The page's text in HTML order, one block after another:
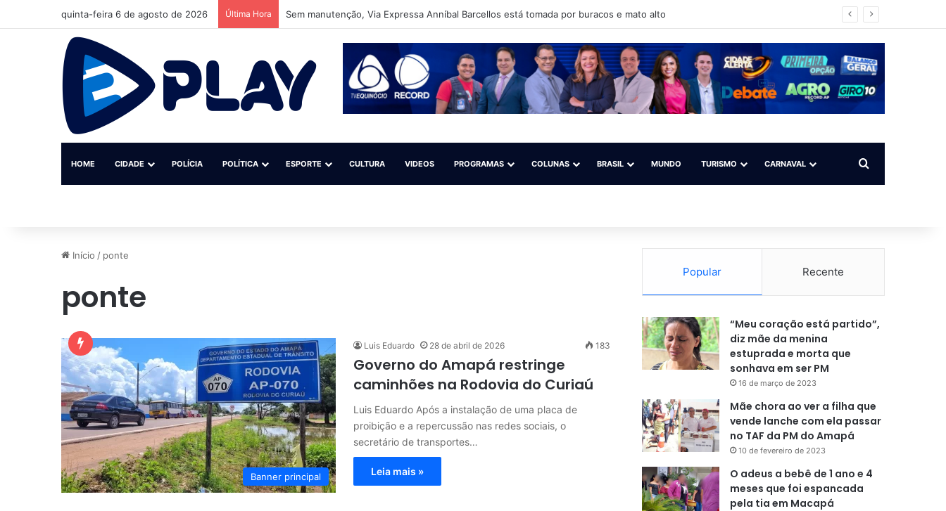
quinta-feira 6 de agosto de 2026 Última Hora Sem manutenção, Via Expressa Anníbal Barcellos está tomada por buracos e mato alto
HOME CIDADE POLÍCIA POLÍTICA ESPORTE CULTURA VIDEOS PROGRAMAS COLUNAS BRASIL MUNDO TURISMO CARNAVAL Procurar por
Início / ponte
ponte
Banner principal
Luis Eduardo 28 de abril de 2026 183
Governo do Amapá restringe
caminhões na Rodovia do Curiaú
Luis Eduardo Após a instalação de uma placa de
proibição e a repercussão nas redes sociais, o
secretário de transportes…
Leia mais »
Popular Recente
“Meu coração está partido”,
diz mãe da menina
estuprada e morta que
sonhava em ser PM
16 de março de 2023
Mãe chora ao ver a filha que
vende lanche com ela passar
no TAF da PM do Amapá
10 de fevereiro de 2023
O adeus a bebê de 1 ano e 4
meses que foi espancada
pela tia em Macapá